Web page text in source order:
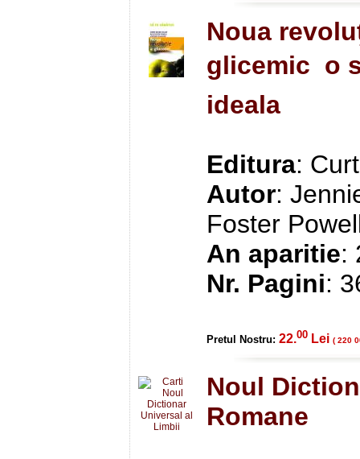
Noua
glicemic  o
ideala
Editura:
Autor:
Foster
An aparitie:
Nr. Pagini:
Pretul Nostru: 22.00 Lei ( 220
Noul
Romane